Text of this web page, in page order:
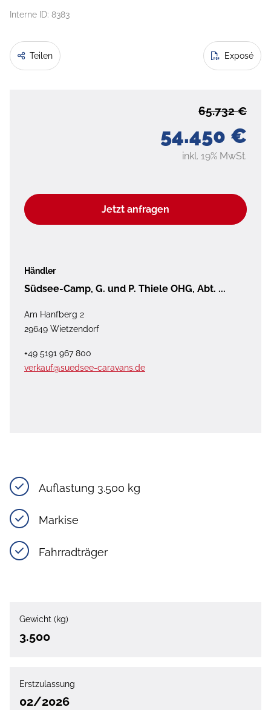
Interne ID: 8383
Teilen Exposé
54.450 €
65.732 €
inkl. 19% MwSt.
Jetzt anfragen
Händler
Südsee-Camp, G. und P. Thiele OHG, Abt. ...
Am Hanfberg 2
29649 Wietzendorf
+49 5191 967 800
verkauf@suedsee-caravans.de
Auflastung 3.500 kg
Markise
Fahrradträger
Gewicht (kg)
3.500
Erstzulassung
02/2026